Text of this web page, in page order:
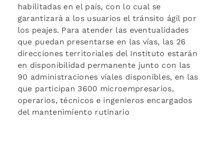
habilitadas en el país, con lo cual se
garantizará a los usuarios el tránsito ágil por
los peajes. Para atender las eventualidades
que puedan presentarse en las vías, las 26
direcciones territoriales del Instituto estarán
en disponibilidad permanente junto con las
90 administraciones viales disponibles, en las
que participan 3600 microempresarios,
operarios, técnicos e ingenieros encargados
del mantenimiento rutinario